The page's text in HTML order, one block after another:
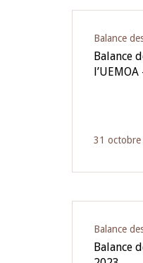
Balance
Balance
31 octobre
Balance
Balance